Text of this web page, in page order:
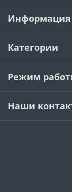
Информация
Категории
Режим
Наши